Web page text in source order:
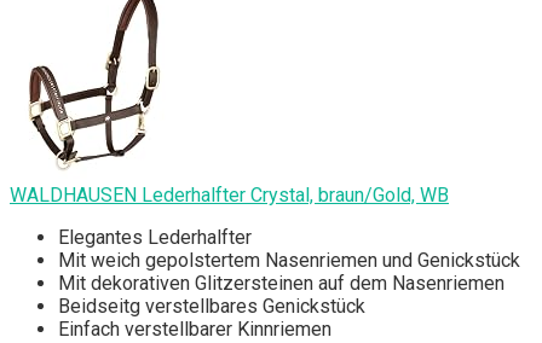
WALDHAUSEN Lederhalfter Crystal, braun/Gold, WB
Elegantes Lederhalfter
Mit weich gepolstertem Nasenriemen und Genickstück
Mit dekorativen Glitzersteinen auf dem Nasenriemen
Beidseitg verstellbares Genickstück
Einfach verstellbarer Kinnriemen